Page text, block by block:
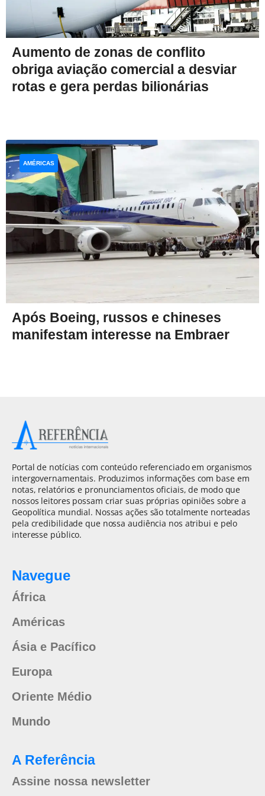
Aumento de zonas de conflito
obriga aviação comercial a desviar
rotas e gera perdas bilionárias
Após Boeing, russos e chineses
manifestam interesse na Embraer
AMÉRICAS
Portal de notícias com conteúdo referenciado em organismos
intergovernamentais. Produzimos informações com base em
notas, relatórios e pronunciamentos oficiais, de modo que
nossos leitores possam criar suas próprias opiniões sobre a
Geopolítica mundial. Nossas ações são totalmente norteadas
pela credibilidade que nossa audiência nos atribui e pelo
interesse público.
Navegue
África
Américas
Ásia e Pacífico
Europa
Oriente Médio
Mundo
A Referência
Assine nossa newsletter